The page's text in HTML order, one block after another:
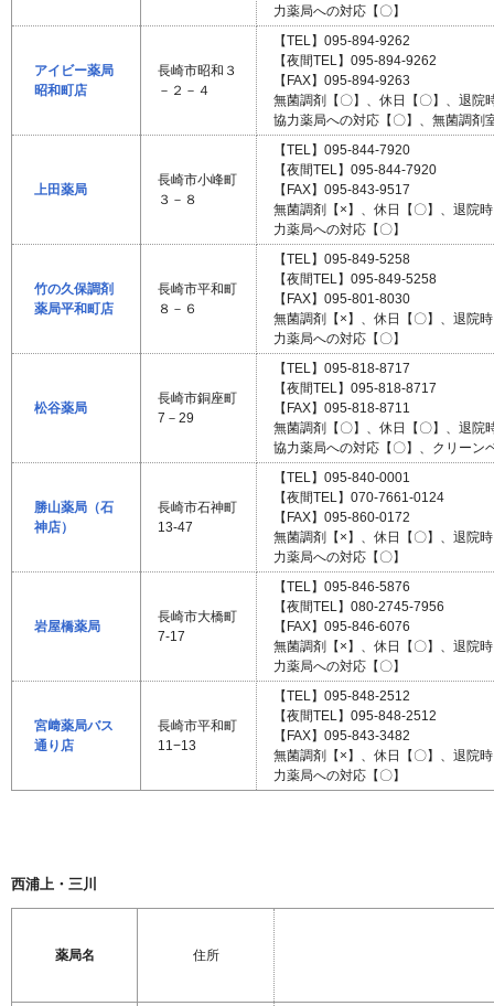
力薬局への対応【〇】
アイビー薬局
昭和町店
長崎市昭和３
－２－４
【TEL】095-894-9262
【夜間TEL】095-894-9262
【FAX】095-894-9263
無菌調剤【〇】、休日【〇】、退院
協力薬局への対応【〇】、無菌調剤
上田薬局
長崎市小峰町
３－８
【TEL】095-844-7920
【夜間TEL】095-844-7920
【FAX】095-843-9517
無菌調剤【×】、休日【〇】、退院
力薬局への対応【〇】
竹の久保調剤
薬局平和町店
長崎市平和町
８－６
【TEL】095-849-5258
【夜間TEL】095-849-5258
【FAX】095-801-8030
無菌調剤【×】、休日【〇】、退院
力薬局への対応【〇】
松谷薬局
長崎市銅座町
7－29
【TEL】095-818-8717
【夜間TEL】095-818-8717
【FAX】095-818-8711
無菌調剤【〇】、休日【〇】、退院
協力薬局への対応【〇】、クリーン
勝山薬局（石
神店）
長崎市石神町
13-47
【TEL】095-840-0001
【夜間TEL】070-7661-0124
【FAX】095-860-0172
無菌調剤【×】、休日【〇】、退院
力薬局への対応【〇】
岩屋橋薬局
長崎市大橋町
7-17
【TEL】095-846-5876
【夜間TEL】080-2745-7956
【FAX】095-846-6076
無菌調剤【×】、休日【〇】、退院
力薬局への対応【〇】
宮﨑薬局バス
通り店
長崎市平和町
11−13
【TEL】095-848-2512
【夜間TEL】095-848-2512
【FAX】095-843-3482
無菌調剤【×】、休日【〇】、退院
力薬局への対応【〇】
西浦上・三川
薬局名 住所